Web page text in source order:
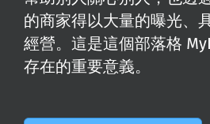
的商家得以大量的曝光、
經營。這是這個部落格
存在的重要意義。